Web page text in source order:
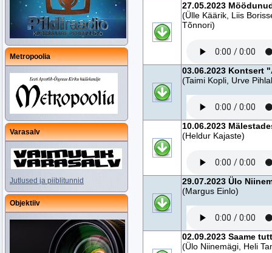
Metropoolia
Varasalv
Jutlused ja piiblitunnid
Objektiiv
27.05.2023
(Ülle Käärik, Liis
Tõnnori)
03.06.2023 Kontsert
(Taimi Kopli, Urve
10.06.2023
(Heldur Kajaste)
29.07.2023 Ülo
(Margus Einlo)
02.09.2023 Saame
(Ülo Niinemägi, Heli